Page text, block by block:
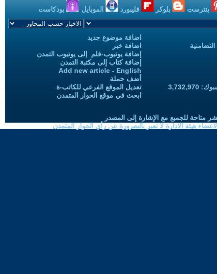
بنترست بلوكر فليبورد الموبايل بودكاست
اضافة موضوع جديد
اضافة خبر
إضافة يوتيوب-فلم إلى يوتيوب التمدن
إضافة كتاب إلى مكتبة التمدن
Add new article - English
أضف حملة
تعديل الموقع الفرعي للكاتب-ة
ابحث في موقع الحوار المتمدن
متاحة للجميع مع الإشارة إلى المصدر
هيئة الادارة لا تعبر بالضرورة عن رأي الحوار المتمدن